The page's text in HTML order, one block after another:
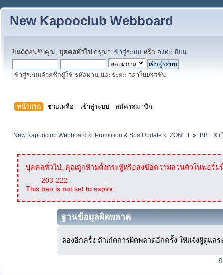
New Kapooclub Webboard
ยินดีต้อนรับคุณ, บุคคลทั่วไป กรุณา เข้าสู่ระบบ หรือ ลงทะเบียน
เข้าสู่ระบบด้วยชื่อผู้ใช้ รหัสผ่าน และระยะเวลาในเซสชั่น
หน้าแรก ช่วยเหลือ เข้าสู่ระบบ สมัครสมาชิก
New Kapooclub Webboard » Promotion & Spa Update » ZONE F » BB EX
บุคคลทั่วไป, คุณถูกห้ามตั้งกระทู้หรือส่งข้อความส่วนตัวในฟอรั่ม
203-222
This ban is not set to expire.
ฐานข้อมูลผิดพลาด
ลองอีกครั้ง ถ้าเกิดการผิดพลาดอีกครั้ง ให้แจ้งผู้ดูแลร